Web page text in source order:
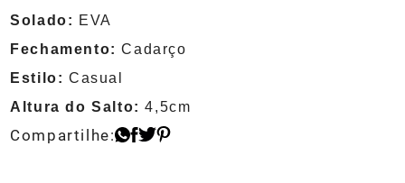
Solado: EVA
Fechamento:Cadarço
Estilo:Casual
Altura do Salto:4,5cm